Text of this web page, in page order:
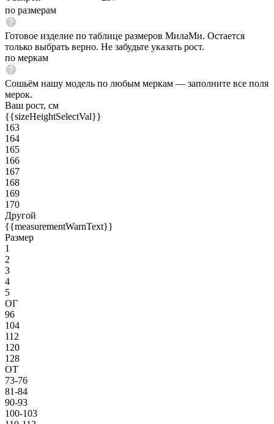
по размерам
Готовое изделие по таблице размеров МилаМи. Остается
только выбрать верно. Не забудьте указать рост.
по меркам
Сошьём нашу модель по любым меркам — заполните все поля
мерок.
Ваш рост, см
{{sizeHeightSelectVal}}
163
164
165
166
167
168
169
170
Другой
{{measurementWarnText}}
Размер
1
2
3
4
5
ОГ
96
104
112
120
128
ОТ
73-76
81-84
90-93
100-103